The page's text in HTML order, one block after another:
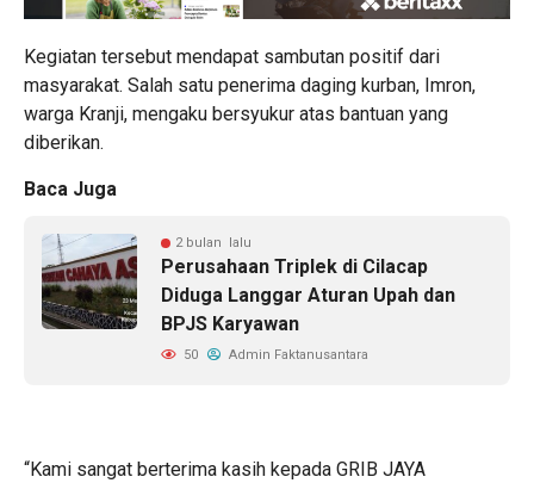
Kegiatan tersebut mendapat sambutan positif dari
masyarakat. Salah satu penerima daging kurban, Imron,
warga Kranji, mengaku bersyukur atas bantuan yang
diberikan.
Baca Juga
2 bulan lalu
Perusahaan Triplek di Cilacap
Diduga Langgar Aturan Upah dan
BPJS Karyawan
50 Admin Faktanusantara
“Kami sangat berterima kasih kepada GRIB JAYA